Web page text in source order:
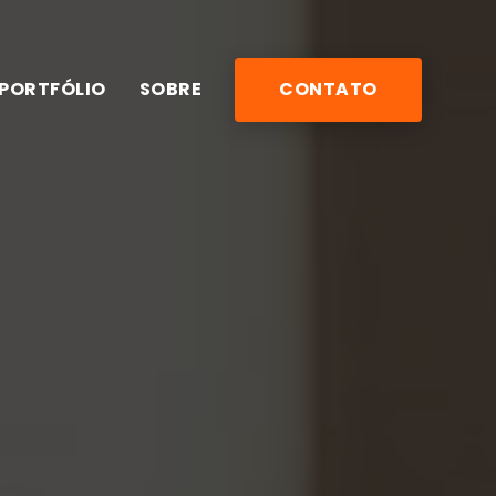
SOBRE CONTATO